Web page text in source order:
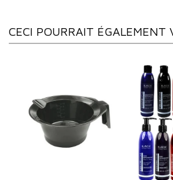
CECI POURRAIT ÉGALEMENT